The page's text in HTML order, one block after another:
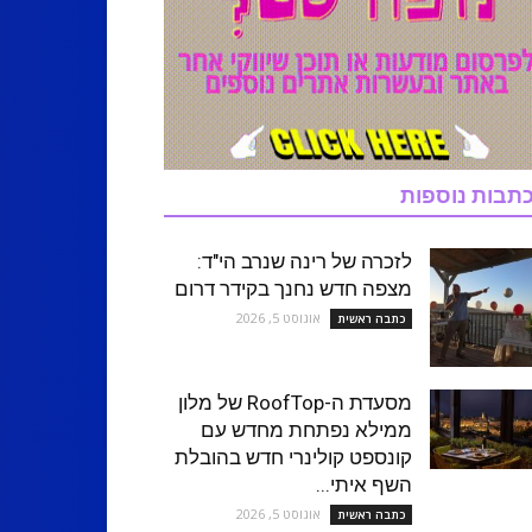
נוספות
לזכרה של רינה שנרב הי"ד:
מצפה חדש נחנך בקידר דרום
כתבה ראשית אוגוסט 5, 2026
מסעדת ה-RoofTop של מלון
ממילא נפתחת מחדש עם
קונספט קולינרי חדש בהובלת
השף איתי...
כתבה ראשית אוגוסט 5, 2026